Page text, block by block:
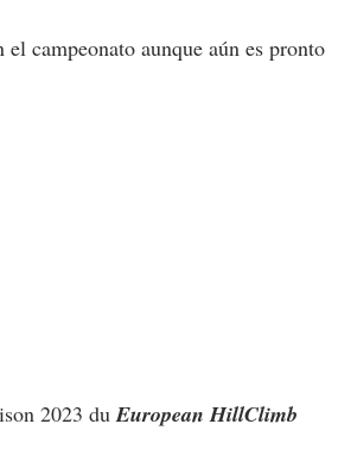
campeonato aunque aún es pronto
2023 du European HillClimb